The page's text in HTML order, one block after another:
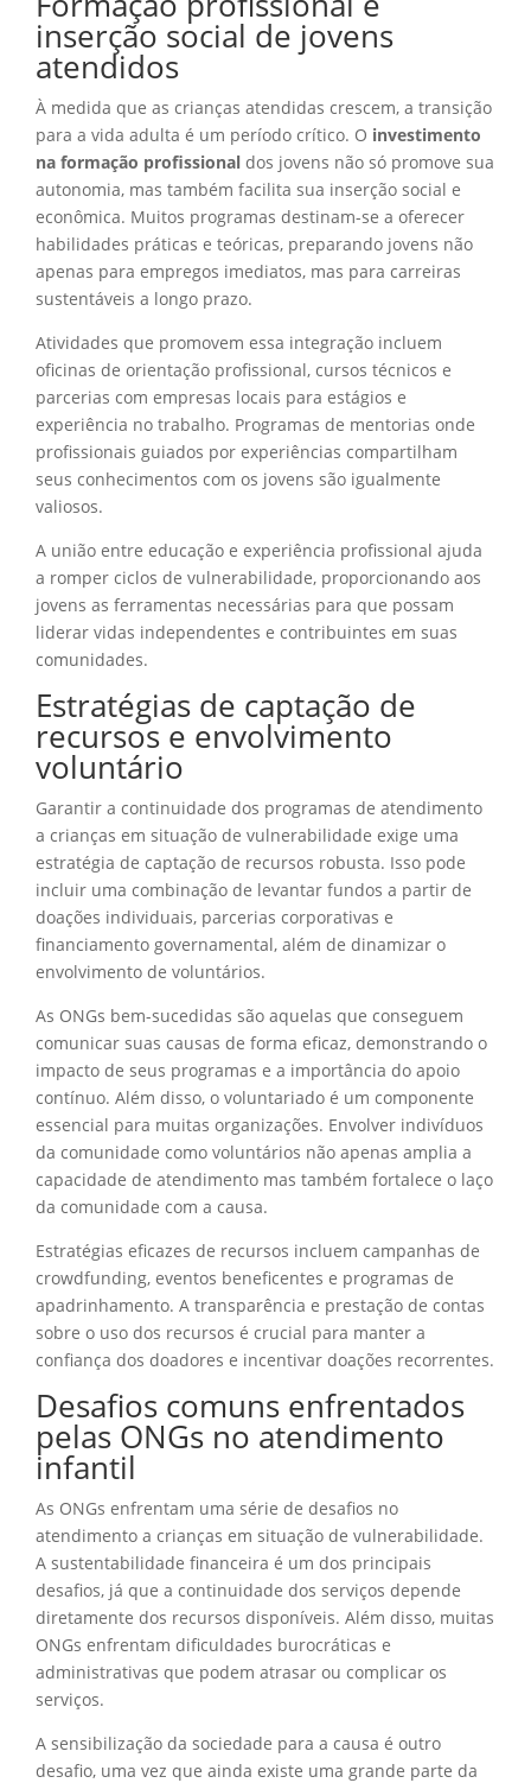
inserção social de jovens
atendidos
À medida que as crianças atendidas crescem, a transição
para a vida adulta é um período crítico. O investimento
na formação profissional dos jovens não só promove sua
autonomia, mas também facilita sua inserção social e
econômica. Muitos programas destinam-se a oferecer
habilidades práticas e teóricas, preparando jovens não
apenas para empregos imediatos, mas para carreiras
sustentáveis a longo prazo.
Atividades que promovem essa integração incluem
oficinas de orientação profissional, cursos técnicos e
parcerias com empresas locais para estágios e
experiência no trabalho. Programas de mentorias onde
profissionais guiados por experiências compartilham
seus conhecimentos com os jovens são igualmente
valiosos.
A união entre educação e experiência profissional ajuda
a romper ciclos de vulnerabilidade, proporcionando aos
jovens as ferramentas necessárias para que possam
liderar vidas independentes e contribuintes em suas
comunidades.
Estratégias de captação de
recursos e envolvimento
voluntário
Garantir a continuidade dos programas de atendimento
a crianças em situação de vulnerabilidade exige uma
estratégia de captação de recursos robusta. Isso pode
incluir uma combinação de levantar fundos a partir de
doações individuais, parcerias corporativas e
financiamento governamental, além de dinamizar o
envolvimento de voluntários.
As ONGs bem-sucedidas são aquelas que conseguem
comunicar suas causas de forma eficaz, demonstrando o
impacto de seus programas e a importância do apoio
contínuo. Além disso, o voluntariado é um componente
essencial para muitas organizações. Envolver indivíduos
da comunidade como voluntários não apenas amplia a
capacidade de atendimento mas também fortalece o laço
da comunidade com a causa.
Estratégias eficazes de recursos incluem campanhas de
crowdfunding, eventos beneficentes e programas de
apadrinhamento. A transparência e prestação de contas
sobre o uso dos recursos é crucial para manter a
confiança dos doadores e incentivar doações recorrentes.
Desafios comuns enfrentados
pelas ONGs no atendimento
infantil
As ONGs enfrentam uma série de desafios no
atendimento a crianças em situação de vulnerabilidade.
A sustentabilidade financeira é um dos principais
desafios, já que a continuidade dos serviços depende
diretamente dos recursos disponíveis. Além disso, muitas
ONGs enfrentam dificuldades burocráticas e
administrativas que podem atrasar ou complicar os
serviços.
A sensibilização da sociedade para a causa é outro
desafio, uma vez que ainda existe uma grande parte da